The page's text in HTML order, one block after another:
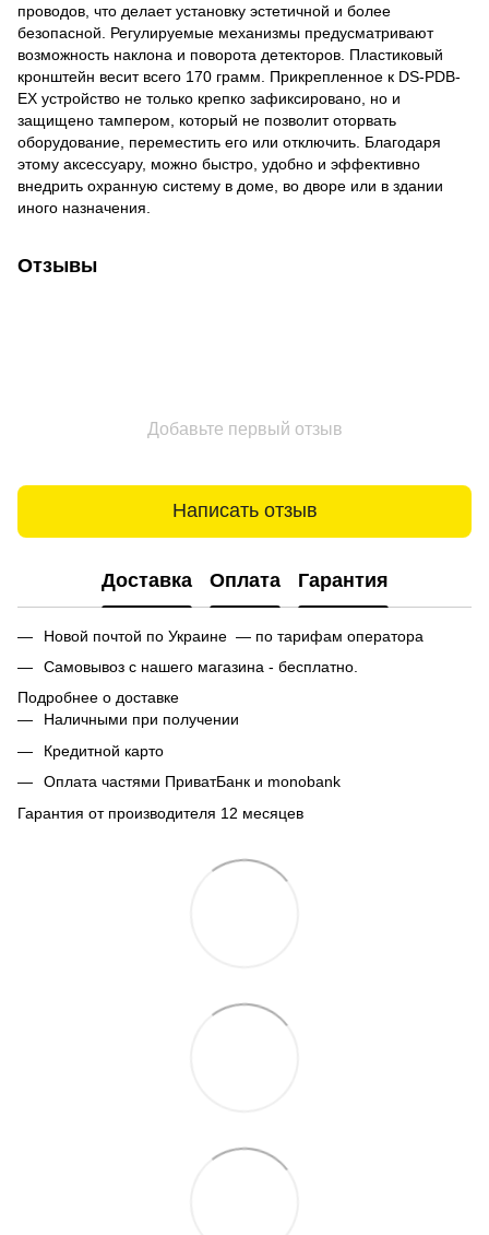
проводов, что делает установку эстетичной и более
безопасной. Регулируемые механизмы предусматривают
возможность наклона и поворота детекторов. Пластиковый
кронштейн весит всего 170 грамм. Прикрепленное к DS-PDB-
EX устройство не только крепко зафиксировано, но и
защищено тампером, который не позволит оторвать
оборудование, переместить его или отключить. Благодаря
этому аксессуару, можно быстро, удобно и эффективно
внедрить охранную систему в доме, во дворе или в здании
иного назначения.
Отзывы
Добавьте первый отзыв
Написать отзыв
Доставка Оплата Гарантия
Новой почтой по Украине — по тарифам оператора
Самовывоз с нашего магазина - бесплатно.
Подробнее о доставке
Наличными при получении
Кредитной карто
Оплата частями ПриватБанк и monobank
Гарантия от производителя 12 месяцев